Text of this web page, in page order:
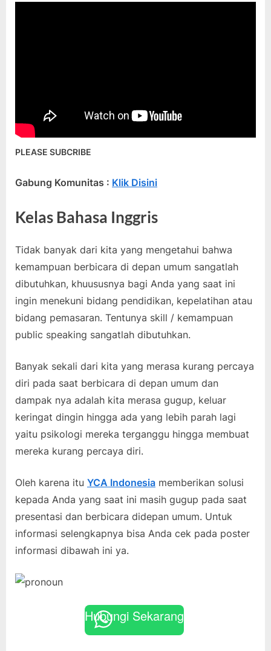
PLEASE SUBCRIBE
Gabung Komunitas : Klik Disini
Kelas Bahasa Inggris
Tidak banyak dari kita yang mengetahui bahwa
kemampuan berbicara di depan umum sangatlah
dibutuhkan, khuususnya bagi Anda yang saat ini
ingin menekuni bidang pendidikan, kepelatihan atau
bidang pemasaran. Tentunya skill / kemampuan
public speaking sangatlah dibutuhkan.
Banyak sekali dari kita yang merasa kurang percaya
diri pada saat berbicara di depan umum dan
dampak nya adalah kita merasa gugup, keluar
keringat dingin hingga ada yang lebih parah lagi
yaitu psikologi mereka terganggu hingga membuat
mereka kurang percaya diri.
Oleh karena itu YCA Indonesia memberikan solusi
kepada Anda yang saat ini masih gugup pada saat
presentasi dan berbicara didepan umum. Untuk
informasi selengkapnya bisa Anda cek pada poster
informasi dibawah ini ya.
Hubungi Sekarang